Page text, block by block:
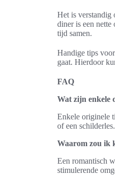
Het is verstandig
diner is een
tijd samen.
Handige tips
gaat. Hierdoor
FAQ
Wat zijn enkele
Enkele originele
of een
Waarom zou ik
Een romantisch
stimulerende